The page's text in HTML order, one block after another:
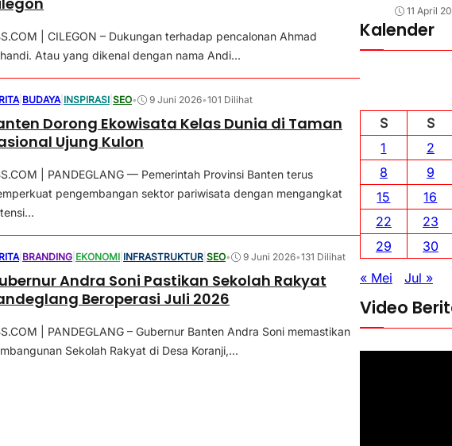
| CILEGON – Dukungan terhadap pencalonan Ahmad
Atau yang dikenal dengan nama Andi...
BUDAYA INSPIRASI |SEO• 9 Juni 2026•101 Dilihat
Dorong Ekowisata Kelas Dunia di Taman
Ujung Kulon
| PANDEGLANG — Pemerintah Provinsi Banten terus
pengembangan sektor pariwisata dengan mengangkat
BRANDING EKONOMI INFRASTRUKTUR |SEO• 9 Juni 2026•131 Dilihat
Andra Soni Pastikan Sekolah Rakyat
Beroperasi Juli 2026
| PANDEGLANG – Gubernur Banten Andra Soni memastikan
Sekolah Rakyat di Desa Koranji,...
11 April
Kalender
S
S
1
2
8
9
15
16
22
23
29
30
« Mei
Jul »
Video